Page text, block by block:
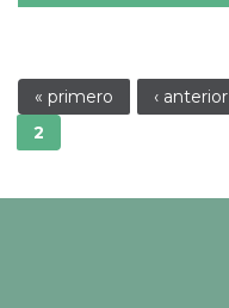
Páginas
« primero ‹ anterior
2